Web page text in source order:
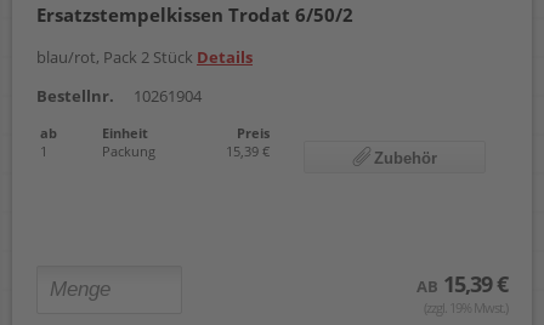
Ersatzstempelkissen Trodat 6/50/2
blau/rot, Pack 2 Stück Details
Bestellnr.
10261904
ab Einheit
Preis
1
Packung 15,39 € Zubehör
AB 15,39 €
(zzgl. 19% Mwst.)